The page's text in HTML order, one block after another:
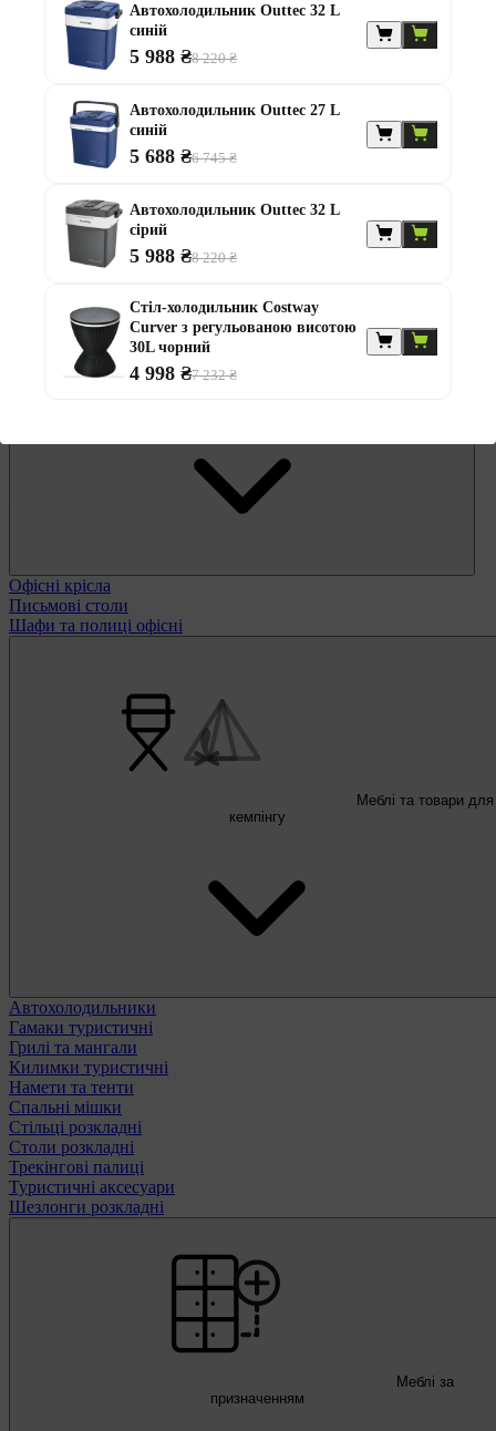
Комплекти садових меблів
Лавки садові
Надувні батути та водні гірки
Садові парасолі
Садові та балконні меблі
Стільці садові
Столи садові
Альтанки
Офісні крісла
Письмові столи
Шафи та полиці офісні
Меблі та товари для
кемпінгу
Автохолодильники
Гамаки туристичні
Грилі та мангали
Килимки туристичні
Намети та тенти
Спальні мішки
Стільці розкладні
Столи розкладні
Трекінгові палиці
Туристичні аксесуари
Шезлонги розкладні
Меблі за
призначенням
Автохолодильник Outtec 32 L
синій
5 988 ₴8 220 ₴
Автохолодильник Outtec 27 L
синій
5 688 ₴6 745 ₴
Автохолодильник Outtec 32 L
сірий
5 988 ₴8 220 ₴
Стіл-холодильник Costway
Curver з регульованою висотою
30L чорний
4 998 ₴7 232 ₴